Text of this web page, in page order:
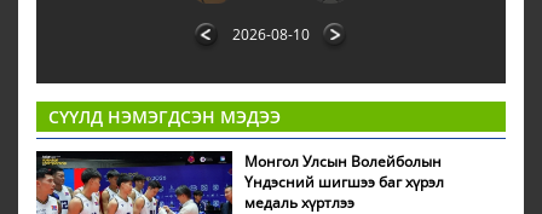
2026-08-10
СҮҮЛД НЭМЭГДСЭН МЭДЭЭ
Монгол Улсын Волейболын
Үндэсний шигшээ баг хүрэл
медаль хүртлээ